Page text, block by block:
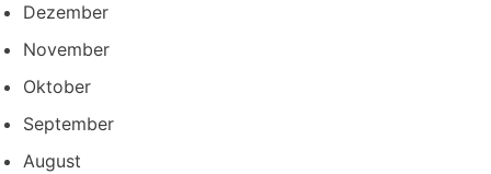
Dezember
November
Oktober
September
August